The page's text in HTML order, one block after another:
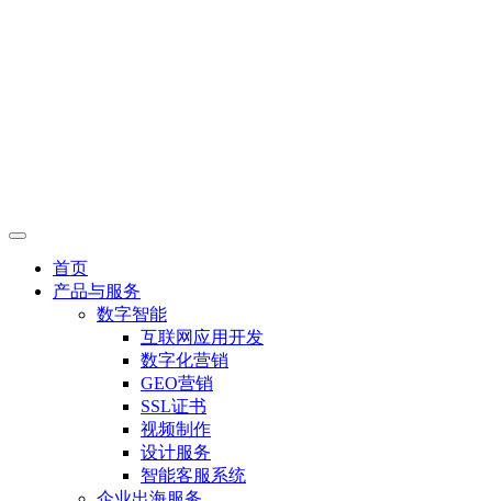
首页
产品与服务
数字智能
互联网应用开发
数字化营销
GEO营销
SSL证书
视频制作
设计服务
智能客服系统